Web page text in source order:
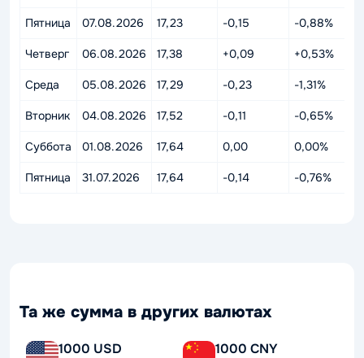
Пятница 07.08.2026 17,23 -0,15 -0,88%
Четверг 06.08.2026 17,38 +0,09 +0,53%
Среда 05.08.2026 17,29 -0,23 -1,31%
Вторник 04.08.2026 17,52 -0,11 -0,65%
Суббота 01.08.2026 17,64 0,00 0,00%
Пятница 31.07.2026 17,64 -0,14 -0,76%
Та же сумма в других валютах
1000 USD 1000 CNY